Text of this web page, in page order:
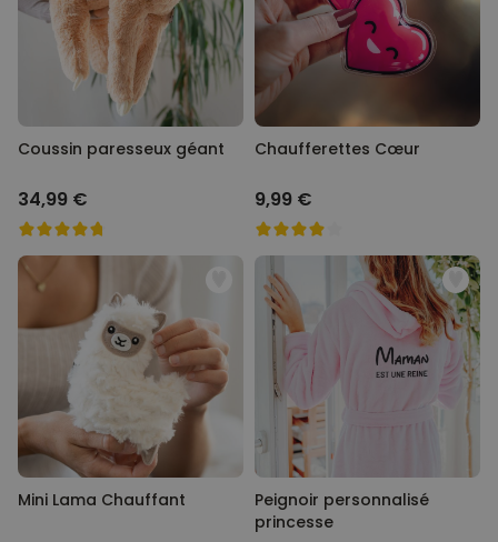
Coussin paresseux géant
34,99 €
Chaufferettes Cœur
9,99 €
Mini Lama Chauffant
Peignoir personnalisé
princesse